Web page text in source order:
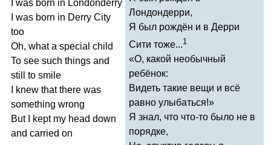
was born in Londonderry
was born in Derry City
too
Oh, what a special child
To see such things and
still
to smile
knew that there was
something wrong
But
kept my head down
and carried on
Лондондерри,
Я был рождён и в Дерри
Сити тоже...1
«О, какой необычный
ребёнок:
Видеть такие вещи и всё
равно улыбаться!»
Я знал, что что-то было не в
порядке,